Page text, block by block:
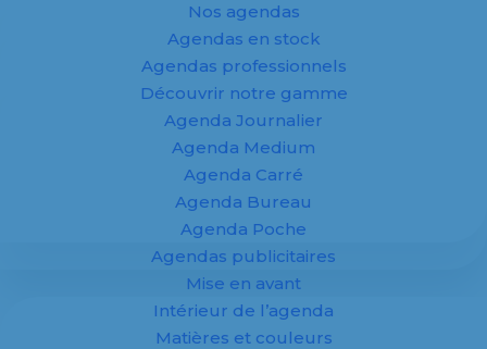
Nos agendas
Agendas en stock
Agendas professionnels
Découvrir notre gamme
Agenda Journalier
Agenda Medium
Agenda Carré
Agenda Bureau
Agenda Poche
Agendas publicitaires
Mise en avant
Intérieur de l’agenda
Matières et couleurs
Agendas et
calendriers
personnalisés
2027 pour
entreprises,
fabricant sur
mesure